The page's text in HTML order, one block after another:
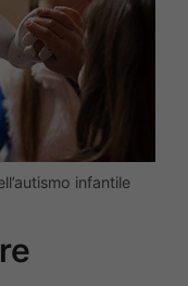
infantile